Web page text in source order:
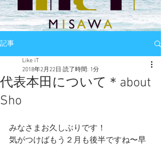
記事
代表本田について＊about
Sho
Like iT
2018年2月22日 読了時間: 1分
みなさまお久しぶりです！
気がつけばもう２月も後半ですね〜早